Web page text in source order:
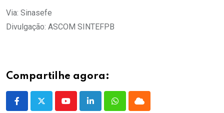
Via: Sinasefe
Divulgação: ASCOM SINTEFPB
Compartilhe agora:
YoutubeLinkedInWhatsappCloud